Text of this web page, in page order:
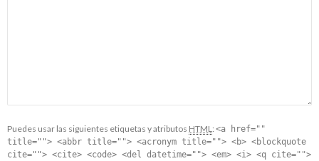
Puedes usar las siguientes etiquetas y atributos HTML : <a href=""
title=""> <abbr title=""> <acronym title=""> <b> <blockquote
cite=""> <cite> <code> <del datetime=""> <em> <i> <q cite="">